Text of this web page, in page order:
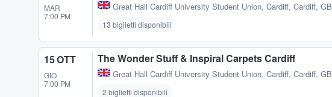
MAR
7:00 PM
Great Hall Cardiff University Student Union, Cardiff, Cardiff, GB
13 biglietti disponibili
15 OTT
GIO
7:00 PM
The Wonder Stuff & Inspiral Carpets Cardiff
Great Hall Cardiff University Student Union, Cardiff, Cardiff, GB
2 biglietti disponibili